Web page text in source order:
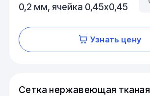
0,2 мм, ячейка 0,45х0,45
Узнать цену
Сетка нержавеющая тканая